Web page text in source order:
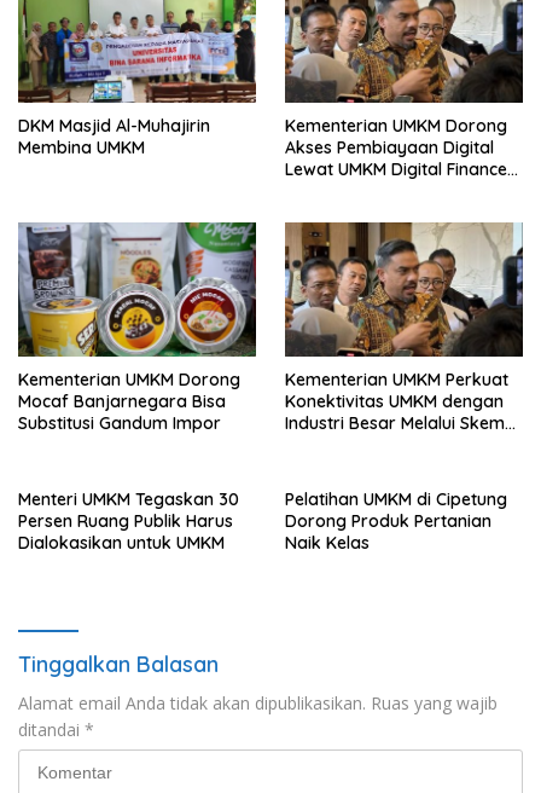
DKM Masjid Al-Muhajirin
Membina UMKM
Kementerian UMKM Dorong
Akses Pembiayaan Digital
Lewat UMKM Digital Finance
Kementerian UMKM Dorong
Mocaf Banjarnegara Bisa
Substitusi Gandum Impor
Kementerian UMKM Perkuat
Konektivitas UMKM dengan
Industri Besar Melalui Skema
Menteri UMKM Tegaskan 30
Persen Ruang Publik Harus
Dialokasikan untuk UMKM
Pelatihan UMKM di Cipetung
Dorong Produk Pertanian
Naik Kelas
Tinggalkan Balasan
Alamat email Anda tidak akan dipublikasikan. Ruas yang wajib
ditandai *